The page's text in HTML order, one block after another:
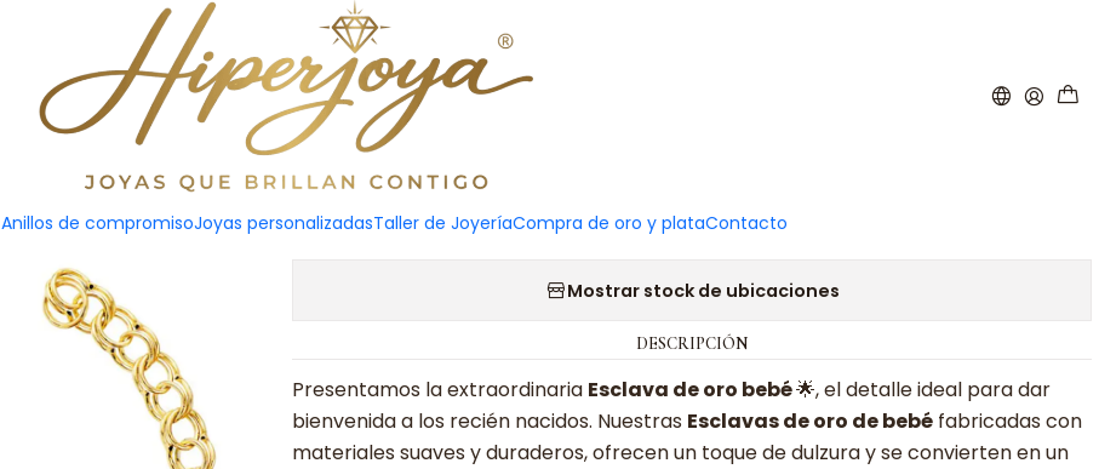
Anillos de compromisoJoyas personalizadasTaller de JoyeríaCompra de oro y plataContacto
Solicitar presupuesto
Agregar a la lista de favoritos
Mostrar stock de ubicaciones
DESCRIPCIÓN
Presentamos la extraordinaria Esclava de oro bebé🌟, el detalle ideal para dar
bienvenida a los recién nacidos. Nuestras Esclavas de oro de bebé fabricadas con
materiales suaves y duraderos, ofrecen un toque de dulzura y se convierten en un